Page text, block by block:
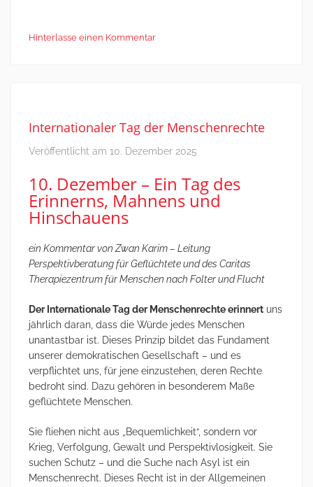
Hinterlasse einen Kommentar
Internationaler Tag der Menschenrechte
Veröffentlicht am 10. Dezember 2025
10. Dezember – Ein Tag des
Erinnerns, Mahnens und
Hinschauens
ein Kommentar von Zwan Karim – Leitung
Perspektivberatung für Geflüchtete und des Caritas
Therapiezentrum für Menschen nach Folter und Flucht
Der Internationale Tag der Menschenrechte erinnert uns
jährlich daran, dass die Würde jedes Menschen
unantastbar ist. Dieses Prinzip bildet das Fundament
unserer demokratischen Gesellschaft – und es
verpflichtet uns, für jene einzustehen, deren Rechte
bedroht sind. Dazu gehören in besonderem Maße
geflüchtete Menschen.
Sie fliehen nicht aus „Bequemlichkeit“, sondern vor
Krieg, Verfolgung, Gewalt und Perspektivlosigkeit. Sie
suchen Schutz – und die Suche nach Asyl ist ein
Menschenrecht. Dieses Recht ist in der Allgemeinen